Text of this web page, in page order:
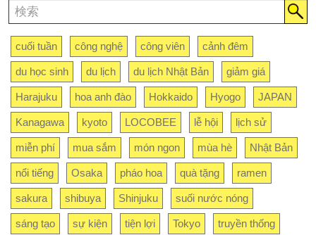
cuối tuần công nghệ công viên cảnh đêm
du học sinh du lịch du lịch Nhật Bản giảm giá
Harajuku hoa anh đào Hokkaido Hyogo JAPAN
Kanagawa kyoto LOCOBEE lễ hội lịch sử
miễn phí mua sắm món ngon mùa hè Nhật Bản
nổi tiếng Osaka pháo hoa quà tặng ramen
sakura shibuya Shinjuku suối nước nóng
sáng tạo sự kiện tiện lợi Tokyo truyền thống